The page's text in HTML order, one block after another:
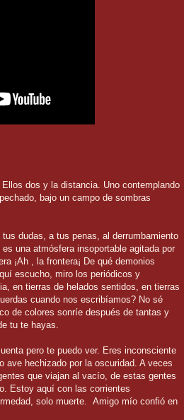
dos y la distancia. Uno contemplando
bajo un campo de sombras
dudas, a tus penas, al derrumbamiento
una atmósfera insoportable agitada por
¡Ah , la frontera¡ De qué demonios
escucho, miro los periódicos y
en tierras de helados sentidos, en tierras
cuando nos escribíamos? No sé
de colores sonríe después de tantas y
tu te hayas.
pero te puedo ver. Eres inconsciente
ave hechizado por la oscuridad. A veces
que viajan al vacío, de estas gentes
Estoy aquí con las corrientes
solo muerte.
Amigo mío confió en